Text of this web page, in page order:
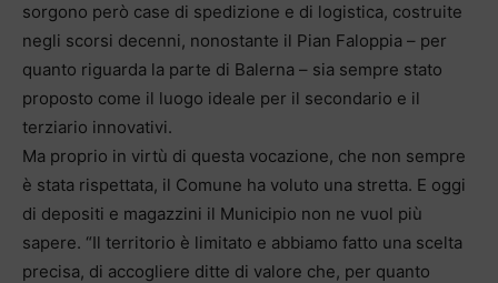
sorgono però case di spedizione e di logistica, costruite
negli scorsi decenni, nonostante il Pian Faloppia – per
quanto riguarda la parte di Balerna – sia sempre stato
proposto come il luogo ideale per il secondario e il
terziario innovativi.
Ma proprio in virtù di questa vocazione, che non sempre
è stata rispettata, il Comune ha voluto una stretta. E oggi
di depositi e magazzini il Municipio non ne vuol più
sapere. “Il territorio è limitato e abbiamo fatto una scelta
precisa, di accogliere ditte di valore che, per quanto